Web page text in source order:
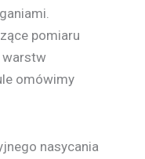
pomiaru
warstw
omówimy
nasycania